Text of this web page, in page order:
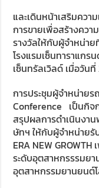
และเดินหน้าเสริมคว
การขายเพื่อสร้างคว
รางวัลให้กับผู้จำหน่า
โรงแรมเซ็นทาราแกร
เซ็นทรัลเวิลด์ เมื่อวัน
การประชุมผู้จำหน่าย
Conference เป็นกิจ
สรุปผลการดำเนินงา
ษัทฯ ให้กับผู้จำหน่ายรั
ERA NEW
ระดับอุตสาหกรรรมย
อุตสาหกรรมยานยนต์